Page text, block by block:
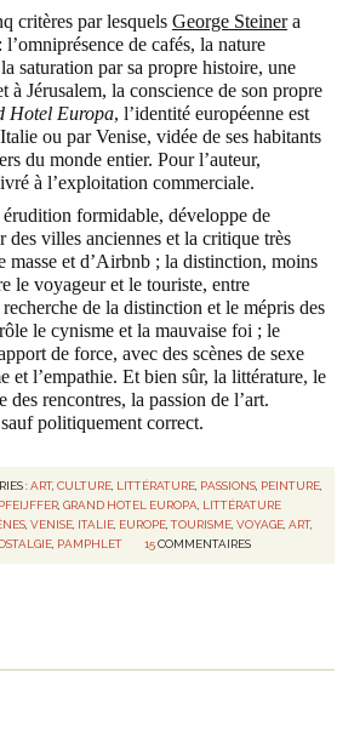
critères par lesquels George Steinera
: l’omniprésence de cafés, la nature
saturation par sa propre histoire, une
à Jérusalem, la conscience de son propre
Hotel Europa, l’identité européenne est
ou par Venise, vidée de ses habitants
du monde entier. Pour l’auteur,
à l’exploitation commerciale.
érudition formidable, développe de
des villes anciennes et la critique très
masse et d’Airbnb ; la distinction, moins
le voyageur et le touriste, entre
de la distinction et le mépris des
le cynisme et la mauvaise foi ; le
de force, avec des scènes de sexe
et l’empathie. Et bien sûr, la littérature, le
des rencontres, la passion de l’art.
politiquement correct.
:ART, CULTURE, LITTÉRATURE, PASSIONS, PEINTURE,
,GRAND HOTEL EUROPA LITTÉRATURE
,VENISE ITALIE EUROPE ,TOURISME ,VOYAGE ,ART,
PAMPHLET 15 COMMENTAIRES